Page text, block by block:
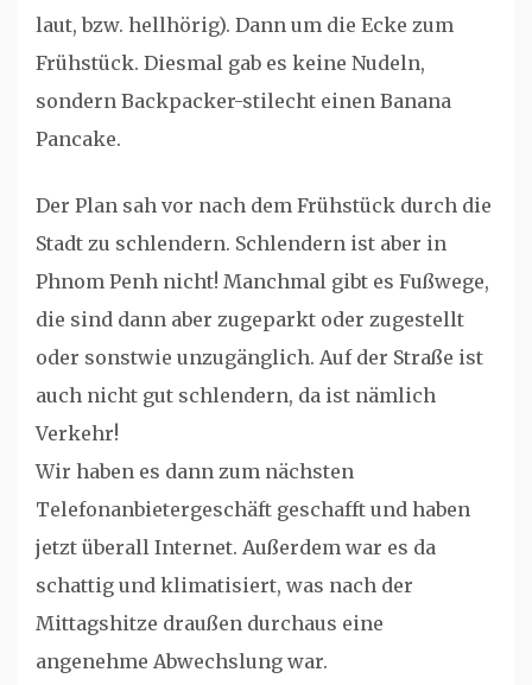
laut, bzw. hellhörig). Dann um die Ecke zum
Frühstück. Diesmal gab es keine Nudeln,
sondern Backpacker-stilecht einen Banana
Pancake.
Der Plan sah vor nach dem Frühstück durch die
Stadt zu schlendern. Schlendern ist aber in
Phnom Penh nicht! Manchmal gibt es Fußwege,
die sind dann aber zugeparkt oder zugestellt
oder sonstwie unzugänglich. Auf der Straße ist
auch nicht gut schlendern, da ist nämlich
Verkehr!
Wir haben es dann zum nächsten
Telefonanbietergeschäft geschafft und haben
jetzt überall Internet. Außerdem war es da
schattig und klimatisiert, was nach der
Mittagshitze draußen durchaus eine
angenehme Abwechslung war.